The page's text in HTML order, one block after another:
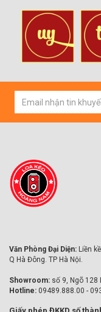
Văn Phòng Đại Diện: Liền
Q Hà Đông. TP Hà Nội.
Showroom: số 9, Ngõ 128
Hotline: 09489.888.00 -